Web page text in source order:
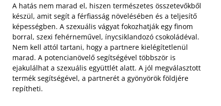
A hatás nem marad el, hiszen természetes összetevőkből
készül, amit segít a férfiasság növelésében és a teljesítő
képességben. A szexuális vágyat fokozhatják egy finom
borral, szexi fehérneművel, ínycsiklandozó csokoládéval.
Nem kell attól tartani, hogy a partnere kielégítetlenül
marad. A potencianövelő segítségével többször is
ejakulálhat a szexuális együttlét alatt. A jól megválasztott
termék segítségével, a partnerét a gyönyörök földjére
repítheti.